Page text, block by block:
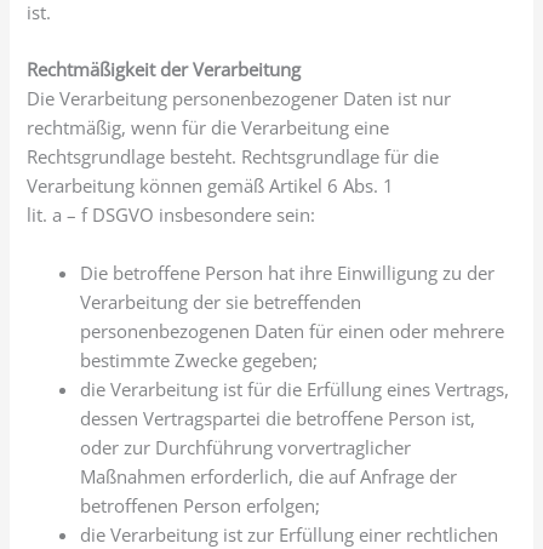
ist.
Rechtmäßigkeit der Verarbeitung
Die Verarbeitung personenbezogener Daten ist nur
rechtmäßig, wenn für die Verarbeitung eine
Rechtsgrundlage besteht. Rechtsgrundlage für die
Verarbeitung können gemäß Artikel 6 Abs. 1
lit. a – f DSGVO insbesondere sein:
Die betroffene Person hat ihre Einwilligung zu der
Verarbeitung der sie betreffenden
personenbezogenen Daten für einen oder mehrere
bestimmte Zwecke gegeben;
die Verarbeitung ist für die Erfüllung eines Vertrags,
dessen Vertragspartei die betroffene Person ist,
oder zur Durchführung vorvertraglicher
Maßnahmen erforderlich, die auf Anfrage der
betroffenen Person erfolgen;
die Verarbeitung ist zur Erfüllung einer rechtlichen